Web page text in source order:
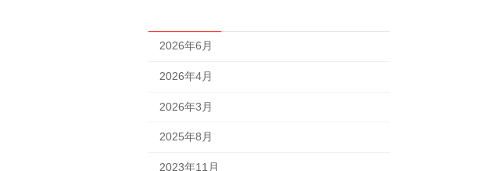
2026年6月
2026年4月
2026年3月
2025年8月
2023年11月